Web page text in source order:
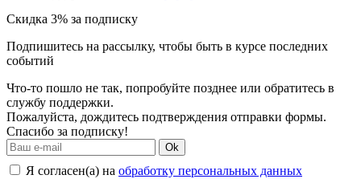
Скидка 3% за подписку
Подпишитесь на рассылку, чтобы быть в курсе последних
событий
Что-то пошло не так, попробуйте позднее или обратитесь в
службу поддержки.
Пожалуйста, дождитесь подтверждения отправки формы.
Спасибо за подписку!
Ok
Я согласен(а) на обработку персональных данных